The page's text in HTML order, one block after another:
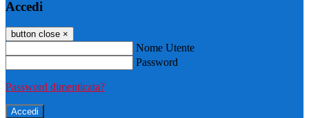
Accedi
button close ×
Nome Utente
Password
Password dimenticata?